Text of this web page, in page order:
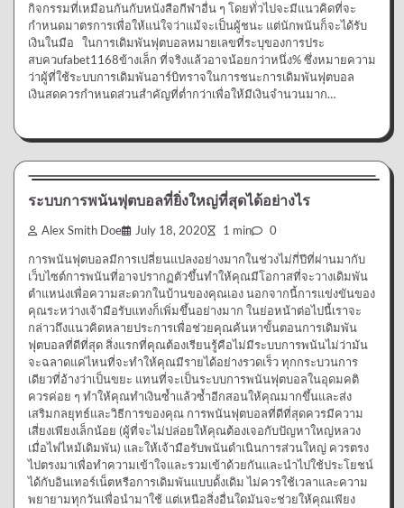
กิจกรรมที่เหมือนกันกับหนังสือกีฬาอื่น ๆ โดยทั่วไปจะมีแนวคิดที่จะ
กำหนดมาตรการเพื่อให้แน่ใจว่าแม้จะเป็นผู้ชนะ แต่นักพนันก็จะได้รับ
เงินในมือ ในการเดิมพันฟุตบอลหมายเลขที่ระบุของการประ
สบควufabet1168ข้างเล็ก ที่จริงแล้วอาจน้อยกว่าหนึ่ง% ซึ่งหมายความ
ว่าผู้ที่ใช้ระบบการเดิมพันอาร์บิทราจในการชนะการเดิมพันฟุตบอล
เงินสดควรกำหนดส่วนสำคัญที่ต่ำกว่าเพื่อให้มีเงินจำนวนมาก…
การพนัน
ระบบการพนันฟุตบอลที่ยิ่งใหญ่ที่สุดได้อย่างไร
Alex Smith Doe July 18, 2020 1 min 0
การพนันฟุตบอลมีการเปลี่ยนแปลงอย่างมากในช่วงไม่กี่ปีที่ผ่านมากับ
เว็บไซต์การพนันที่อาจปรากฏตัวขึ้นทำให้คุณมีโอกาสที่จะวางเดิมพัน
ตำแหน่งเพื่อความสะดวกในบ้านของคุณเอง นอกจากนี้การแข่งขันของ
คุณระหว่างเจ้ามือรับแทงก็เพิ่มขึ้นอย่างมาก ในย่อหน้าต่อไปนี้เราจะ
กล่าวถึงแนวคิดหลายประการเพื่อช่วยคุณค้นหาขั้นตอนการเดิมพัน
ฟุตบอลที่ดีที่สุด สิ่งแรกที่คุณต้องเรียนรู้คือไม่มีระบบการพนันไม่ว่ามัน
จะฉลาดแค่ไหนที่จะทำให้คุณมีรายได้อย่างรวดเร็ว ทุกกระบวนการ
เดียวที่อ้างว่าเป็นขยะ แทนที่จะเป็นระบบการพนันฟุตบอลในอุดมคติ
ควรค่อย ๆ ทำให้คุณทำเงินซ้ำแล้วซ้ำอีกสอนให้คุณมากขึ้นและส่ง
เสริมกลยุทธ์และวิธีการของคุณ การพนันฟุตบอลที่ดีที่สุดควรมีความ
เสี่ยงเพียงเล็กน้อย (ผู้ที่จะไม่ปล่อยให้คุณต้องเจอกับปัญหาใหญ่หลวง
เมื่อไฟไหม้เดิมพัน) และให้เจ้ามือรับพนันดำเนินการส่วนใหญ่ ควรตรง
ไปตรงมาเพื่อทำความเข้าใจและรวมเข้าด้วยกันและนำไปใช้ประโยชน์
ได้กับอินเทอร์เน็ตหรือการเดิมพันแบบดั้งเดิม ไม่ควรใช้เวลาและความ
พยายามทุกวันเพื่อนำมาใช้ แต่เหนือสิ่งอื่นใดมันจะช่วยให้คุณเพียง